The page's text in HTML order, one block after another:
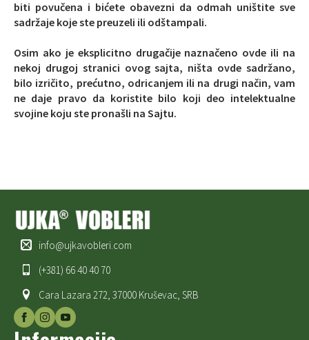
biti povučena i bićete obavezni da odmah uništite sve
sadržaje koje ste preuzeli ili odštampali.
Osim ako je eksplicitno drugačije naznačeno ovde ili na
nekoj drugoj stranici ovog sajta, ništa ovde sadržano,
bilo izričito, prećutno, odricanjem ili na drugi način, vam
ne daje pravo da koristite bilo koji deo intelektualne
svojine koju ste pronašli na Sajtu.
info@ujkavobleri.com
(+381) 66 40 40 70
Cara Lazara 272, 37000 Kruševac, SRB